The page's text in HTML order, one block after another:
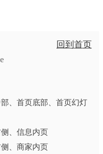
回到首页
、首页底部、首页幻灯
、信息内页
、商家内页